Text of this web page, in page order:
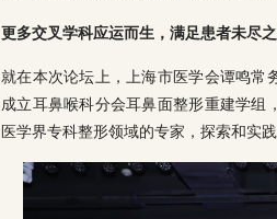
更多交叉学科应运而生，满足患者未尽
就在本次论坛上，上海市医学会谭鸣常
成立耳鼻喉科分会耳鼻面整形重建学组
医学界专科整形领域的专家，探索和实践